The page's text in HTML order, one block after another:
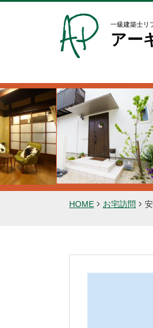
一級建築士リ
アー
HOME お宅訪問